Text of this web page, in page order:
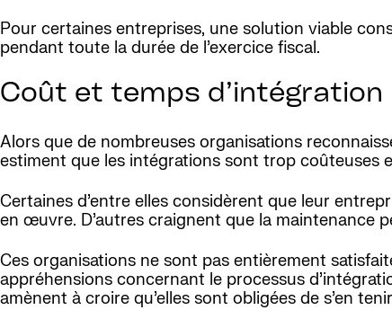
Pour certaines entreprises, une solution viable
pendant toute la durée de l’exercice fiscal.
Coût et temps d’intégration
Alors que de nombreuses organisations
estiment que les intégrations sont trop coûteuses
Certaines d’entre elles considèrent que leur
en œuvre. D’autres craignent que la maintenance
Ces organisations ne sont pas entièrement
appréhensions concernant le processus
amènent à croire qu’elles sont obligées de s’en